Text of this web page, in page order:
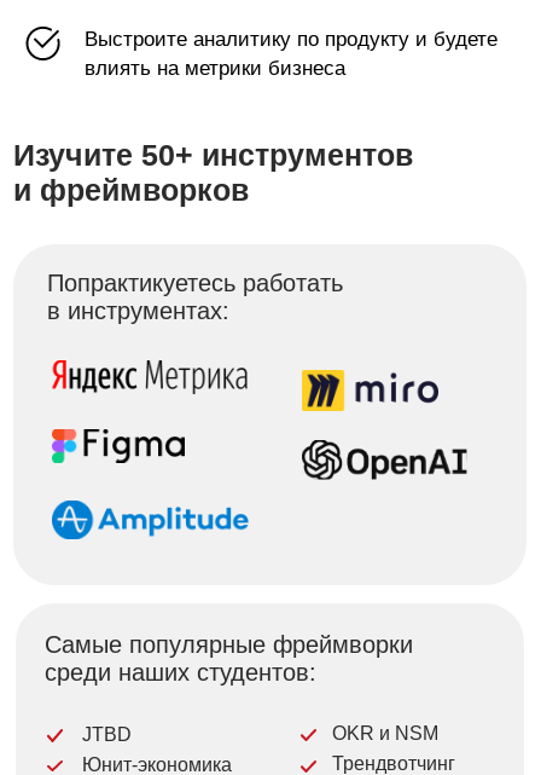
Выстроите аналитику по продукту и будете
влиять на метрики бизнеса
QFD
Product Roadmap
HEART
CustDev
Growth Hacking
Отдельный блок по ИИ с лонгридами,
чек-листами, инструкциями, вебинарами,
а также ИИ-промпты в каждом модуле
Стендовая защита
Презентуйте идеи в формате постерных
докладов
единомышленников
Деление на команды по этапам